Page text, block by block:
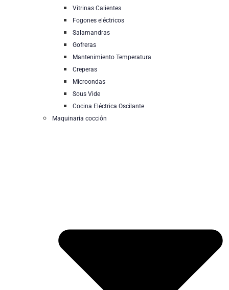
Vitrinas Calientes
Fogones eléctricos
Salamandras
Gofreras
Mantenimiento Temperatura
Creperas
Microondas
Sous Vide
Cocina Eléctrica Oscilante
Maquinaria cocción